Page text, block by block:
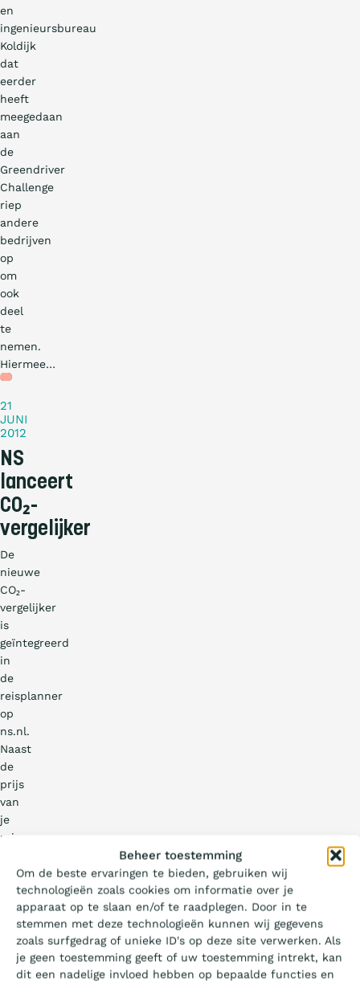
Beheer toestemming
Om de beste ervaringen te bieden, gebruiken wij
technologieën zoals cookies om informatie over je
apparaat op te slaan en/of te raadplegen. Door in te
stemmen met deze technologieën kunnen wij gegevens
zoals surfgedrag of unieke ID's op deze site verwerken. Als
je geen toestemming geeft of uw toestemming intrekt, kan
dit een nadelige invloed hebben op bepaalde functies en
en
ingenieursbureau
Koldijk
dat
eerder
heeft
meegedaan
aan
de
Greendriver
Challenge
riep
andere
bedrijven
op
om
ook
deel
te
nemen.
Hiermee…
Nieuws
21
JUNI
2012
NS
lanceert
CO₂-
vergelijker
De
nieuwe
CO₂-
vergelijker
is
geïntegreerd
in
de
reisplanner
op
ns.nl.
Naast
de
prijs
van
je
reis
stations-
overstapinformatie
kun
vanaf
vandaag
Wat is de Ladder?
Certificeren
Aanbesteden